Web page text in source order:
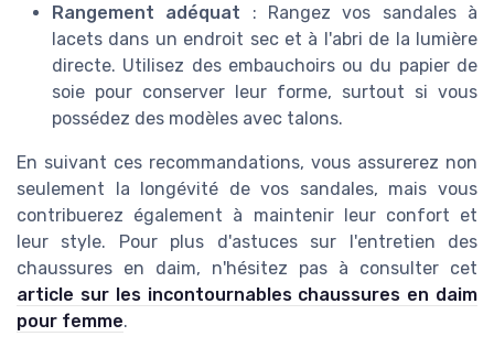
Rangement adéquat : Rangez vos sandales à
lacets dans un endroit sec et à l'abri de la lumière
directe. Utilisez des embauchoirs ou du papier de
soie pour conserver leur forme, surtout si vous
possédez des modèles avec talons.
En suivant ces recommandations, vous assurerez non
seulement la longévité de vos sandales, mais vous
contribuerez également à maintenir leur confort et
leur style. Pour plus d'astuces sur l'entretien des
chaussures en daim, n'hésitez pas à consulter cet
article sur les incontournables chaussures en daim
pour femme.